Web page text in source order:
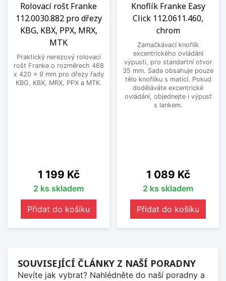
Rolovací rošt Franke
112.0030.882 pro dřezy
KBG, KBX, PPX, MRX,
MTK
Praktický nerezový rolovací
rošt Franke o rozměrech 468
x 420 x 9 mm pro dřezy řady
KBG, KBX, MRX, PPX a MTK.
Cena
1 199 Kč
2 ks skladem
Přidat do košíku
Knoflík Franke Easy
Click 112.0611.460,
chrom
Zamačkávací knoflík
excentrického ovládání
výpusti, pro standartní otvor
35 mm. Sada obsahuje pouze
tělo knoflíku s maticí. Pokud
doděláváte excentrické
ovládání, objednejte i výpusť
s lankem.
Cena
1 089 Kč
2 ks skladem
Přidat do košíku
SOUVISEJÍCÍ ČLÁNKY Z NAŠÍ PORADNY
Nevíte jak vybrat? Nahlédněte do naší poradny a